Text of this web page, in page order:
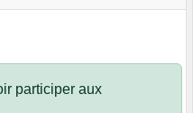
participer aux